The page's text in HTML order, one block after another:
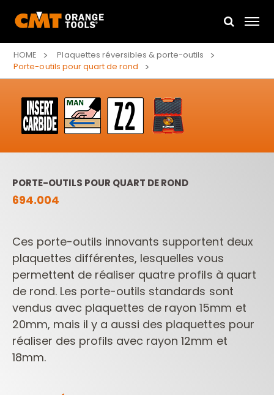
HOME
Plaquettes réversibles & porte-outils
Porte-outils pour quart de rond
PORTE-OUTILS POUR QUART DE ROND
694.004
Ces porte-outils innovants supportent deux
plaquettes différentes, lesquelles vous
permettent de réaliser quatre profils à quart
de rond. Les porte-outils standards sont
vendus avec plaquettes de rayon 15mm et
20mm, mais il y a aussi des plaquettes pour
réaliser des profils avec rayon 12mm et
18mm.